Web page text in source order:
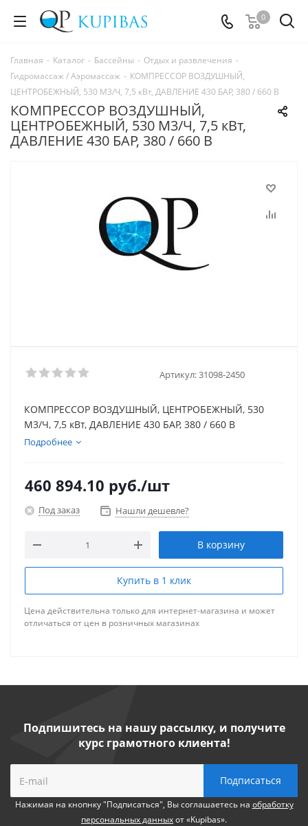
0
Главная - Каталог - Бассейны - Отдых и развлечения -
Гидромассаж / Аэромассаж - КОМПРЕССОР ВОЗДУШНЫЙ,
ЦЕНТРОБЕЖНЫЙ, 530 М3/Ч, 7,5 кВт, ДАВЛЕНИЕ 430 БАР, 380 / 660 В
КОМПРЕССОР ВОЗДУШНЫЙ,
ЦЕНТРОБЕЖНЫЙ, 530 М3/Ч, 7,5 кВт,
ДАВЛЕНИЕ 430 БАР, 380 / 660 В
Артикул:31098-2450
КОМПРЕССОР ВОЗДУШНЫЙ, ЦЕНТРОБЕЖНЫЙ, 530
М3/Ч, 7,5 кВт, ДАВЛЕНИЕ 430 БАР, 380 / 660 В
Подробнее
460 894.10 руб./шт
Под заказ Нашли дешевле?
В корзину
Купить в 1 клик
Цена действительна только для интернет-магазина и может
отличаться от цен в розничных магазинах
Подпишитесь на нашу рассылку, и получите
курс грамотного клиента!
Нажимая на кнопнку "Подписаться", Вы соглашаетесь на обработку
персональных данныхот «Kupibas».